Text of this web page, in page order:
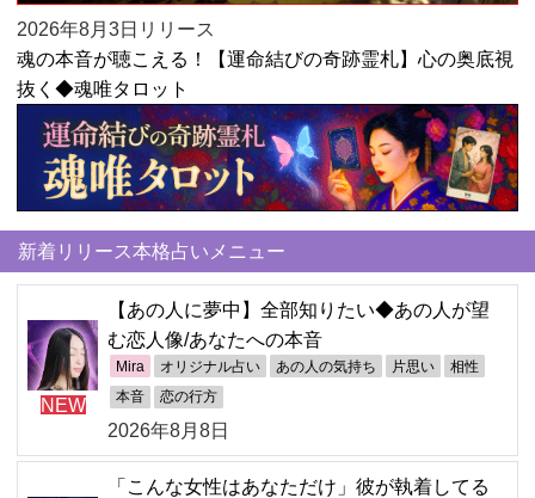
2026年8月3日リリース
魂の本音が聴こえる！【運命結びの奇跡霊札】心の奥底視
抜く◆魂唯タロット
新着リリース本格占いメニュー
NEW
【あの人に夢中】全部知りたい◆あの人が望
む恋人像/あなたへの本音
Mira オリジナル占い あの人の気持ち 片思い 相性
本音 恋の行方
2026年8月8日
「こんな女性はあなただけ」彼が執着してる